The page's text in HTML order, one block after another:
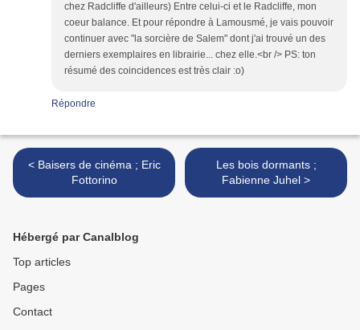
chez Radcliffe d'ailleurs) Entre celui-ci et le Radcliffe, mon
coeur balance. Et pour répondre à Lamousmé, je vais pouvoir
continuer avec "la sorcière de Salem" dont j'ai trouvé un des
derniers exemplaires en librairie... chez elle.<br /> PS: ton
résumé des coincidences est très clair :o)
Répondre
< Baisers de cinéma ; Eric
Fottorino
Les bois dormants ;
Fabienne Juhel >
Hébergé par Canalblog
Top articles
Pages
Contact